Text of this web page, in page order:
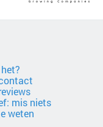
mis niets
weten